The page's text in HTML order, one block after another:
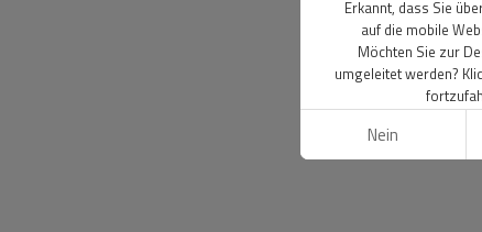
Erkannt, dass Sie
auf die mobile
Möchten Sie zur
umgeleitet werden?
Nein